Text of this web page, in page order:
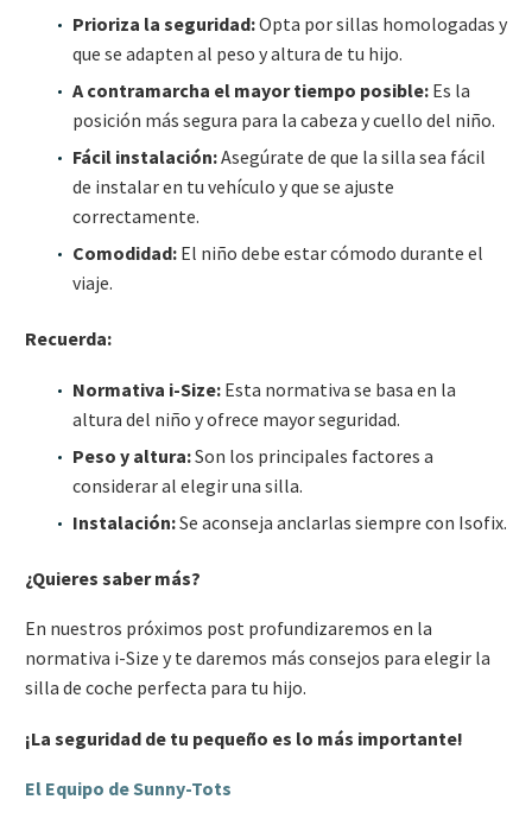
Prioriza la seguridad:Opta por sillas homologadas y
que se adapten al peso y altura de tu hijo.
A contramarcha el mayor tiempo posible: Es la
posición más segura para la cabeza y cuello del niño.
Fácil instalación:Asegúrate de que la silla sea fácil
de instalar en tu vehículo y que se ajuste
correctamente.
Comodidad: El niño debe estar cómodo durante el
viaje.
Recuerda:
Normativa i-Size: Esta normativa se basa en la
altura del niño y ofrece mayor seguridad.
Peso y altura:Son los principales factores a
considerar al elegir una silla.
Instalación:Se aconseja anclarlas siempre con Isofix.
¿Quieres saber más?
En nuestros próximos post profundizaremos en la
normativa i-Size y te daremos más consejos para elegir la
silla de coche perfecta para tu hijo.
¡La seguridad de tu pequeño es lo más importante!
El Equipo de Sunny-Tots